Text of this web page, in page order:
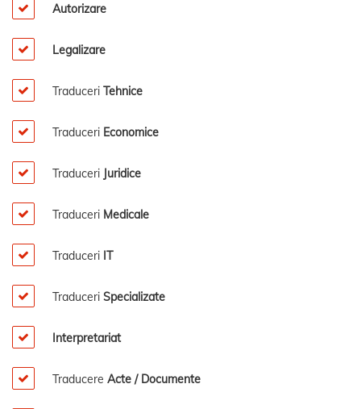
Autorizare
Legalizare
Traduceri Tehnice
Traduceri Economice
Traduceri Juridice
Traduceri Medicale
Traduceri IT
Traduceri Specializate
Interpretariat
Traducere Acte / Documente